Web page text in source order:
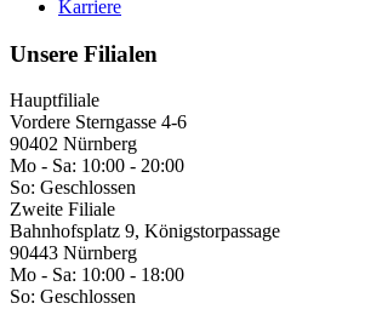
Karriere
Unsere Filialen
Hauptfiliale
Vordere Sterngasse 4-6
90402 Nürnberg
Mo - Sa: 10:00 - 20:00
So: Geschlossen
Zweite Filiale
Bahnhofsplatz 9, Königstorpassage
90443 Nürnberg
Mo - Sa: 10:00 - 18:00
So: Geschlossen